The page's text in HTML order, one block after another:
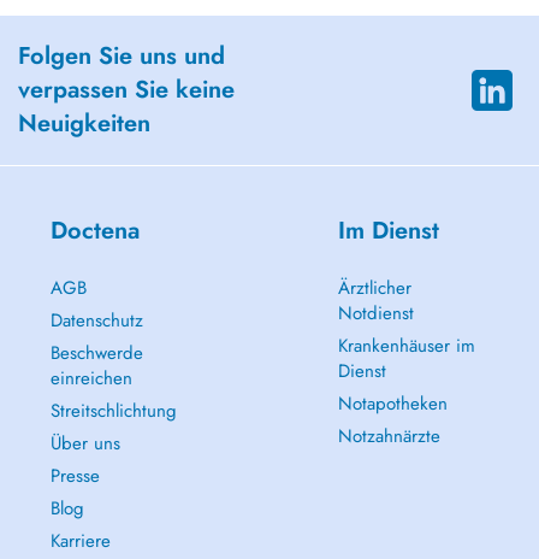
Folgen Sie uns und
verpassen Sie keine
Neuigkeiten
Doctena
AGB
Datenschutz
Beschwerde
einreichen
Streitschlichtung
Über uns
Presse
Blog
Karriere
Im Dienst
Ärztlicher
Notdienst
Krankenhäuser im
Dienst
Notapotheken
Notzahnärzte